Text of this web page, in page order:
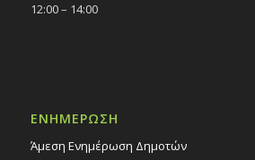
12:00 – 14:00
ΕΝΗΜΕΡΩΣΗ
Άμεση Ενημέρωση Δημοτών